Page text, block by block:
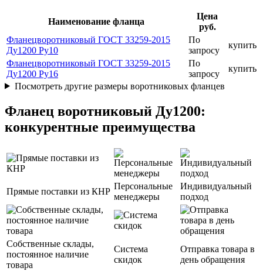
Наименование фланца
Цена
руб.
Фланецворотниковый ГОСТ 33259-2015
Ду1200 Ру10
По
запросу
купить
Фланецворотниковый ГОСТ 33259-2015
Ду1200 Ру16
По
запросу
купить
Посмотреть другие размеры воротниковых фланцев
Фланец воротниковый Ду1200:
конкурентные преимущества
Прямые поставки из КНР
Персональные
менеджеры
Индивидуальный
подход
Собственные склады,
постоянное наличие
товара
Система
скидок
Отправка товара в
день обращения